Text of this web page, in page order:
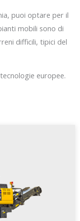
puoi optare per il
mobili sono di
difficili, tipici del
europee.